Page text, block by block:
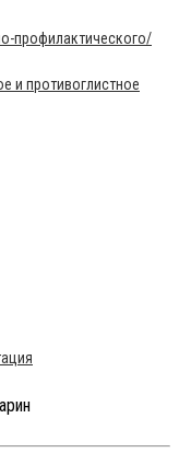
профилактического/
и противоглистное